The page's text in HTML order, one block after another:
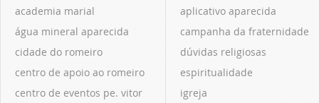
academia marial
água mineral aparecida
cidade do romeiro
centro de apoio ao romeiro
centro de eventos pe. vitor
aplicativo aparecida
campanha da fraternidade
dúvidas religiosas
espiritualidade
igreja